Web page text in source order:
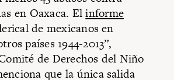
en Oaxaca. Elinforme
de mexicanos en
países 1944-2013”,
de Derechos del Niño
que la única salida